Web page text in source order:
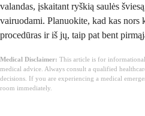
valandas, įskaitant ryškią saulės
vairuodami. Planuokite, kad kas nors
procedūras ir iš jų, taip pat bent
Medical Disclaimer: This article is for
medical advice. Always consult a qualified
decisions. If you are experiencing a medical
room immediately.